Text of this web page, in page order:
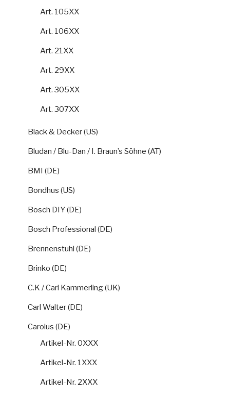
Art. 105XX
Art. 106XX
Art. 21XX
Art. 29XX
Art. 305XX
Art. 307XX
Black & Decker (US)
Bludan / Blu-Dan / I. Braun’s Söhne (AT)
BMI (DE)
Bondhus (US)
Bosch DIY (DE)
Bosch Professional (DE)
Brennenstuhl (DE)
Brinko (DE)
C.K / Carl Kammerling (UK)
Carl Walter (DE)
Carolus (DE)
Artikel-Nr. 0XXX
Artikel-Nr. 1XXX
Artikel-Nr. 2XXX